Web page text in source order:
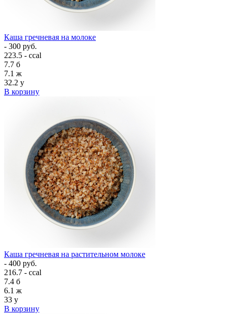
Каша гречневая на молоке
- 300 руб.
223.5 - ccal
7.7 б
7.1 ж
32.2 у
В корзину
Каша гречневая на растительном молоке
- 400 руб.
216.7 - ccal
7.4 б
6.1 ж
33 у
В корзину